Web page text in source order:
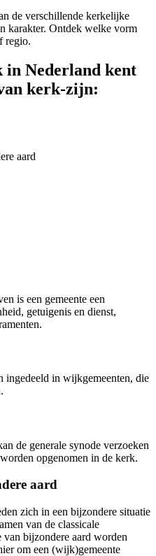
de verschillende kerkelijke
karakter. Ontdek welke vorm
regio.
in Nederland kent
kerk-zijn:
aard
is een gemeente een
getuigenis en dienst,
ingedeeld in wijkgemeenten, die
de generale synode verzoeken
opgenomen in de kerk.
aard
zich in een bijzondere situatie
van de classicale
bijzondere aard worden
om een (wijk)gemeente